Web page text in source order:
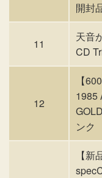
開封
11
天音
CD
12
【
1985
ンク
【